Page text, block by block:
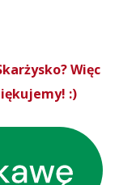
Więc
:)